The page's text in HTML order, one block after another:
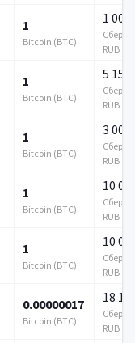
1
Bitcoin (BTC)
1 000
RUB
1
Bitcoin (BTC)
5 156
RUB
1
Bitcoin (BTC)
3 000
RUB
1
Bitcoin (BTC)
10
RUB
1
Bitcoin (BTC)
10
RUB
0.00000017
Bitcoin (BTC)
18
RUB